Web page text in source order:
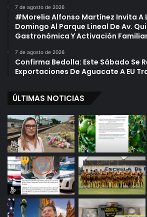
7 de agosto de 2026
#Morelia Alfonso Martínez Invita A
Domingo Al Parque Lineal De Av.
Gastronómica Y Activación
7 de agosto de 2026
Confirma Bedolla: Este Sábado Se
Exportaciones De Aguacate A EU
ÚLTIMAS NOTICIAS